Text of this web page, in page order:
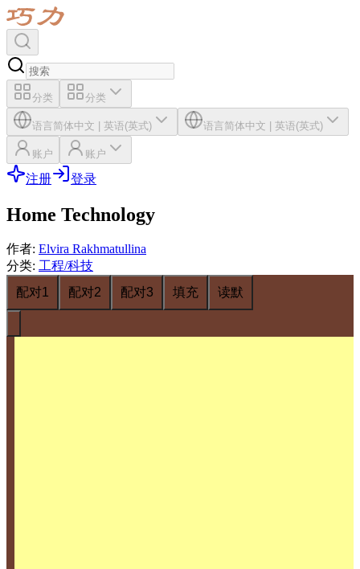
分类 分类
语言简体中文 | 英语(英式) 语言简体中文 | 英语(英式)
账户 账户
注册 登录
Home Technology
作者: Elvira Rakhmatullina
分类: 工程/科技
配对1
配对2 配对3 填充 读默